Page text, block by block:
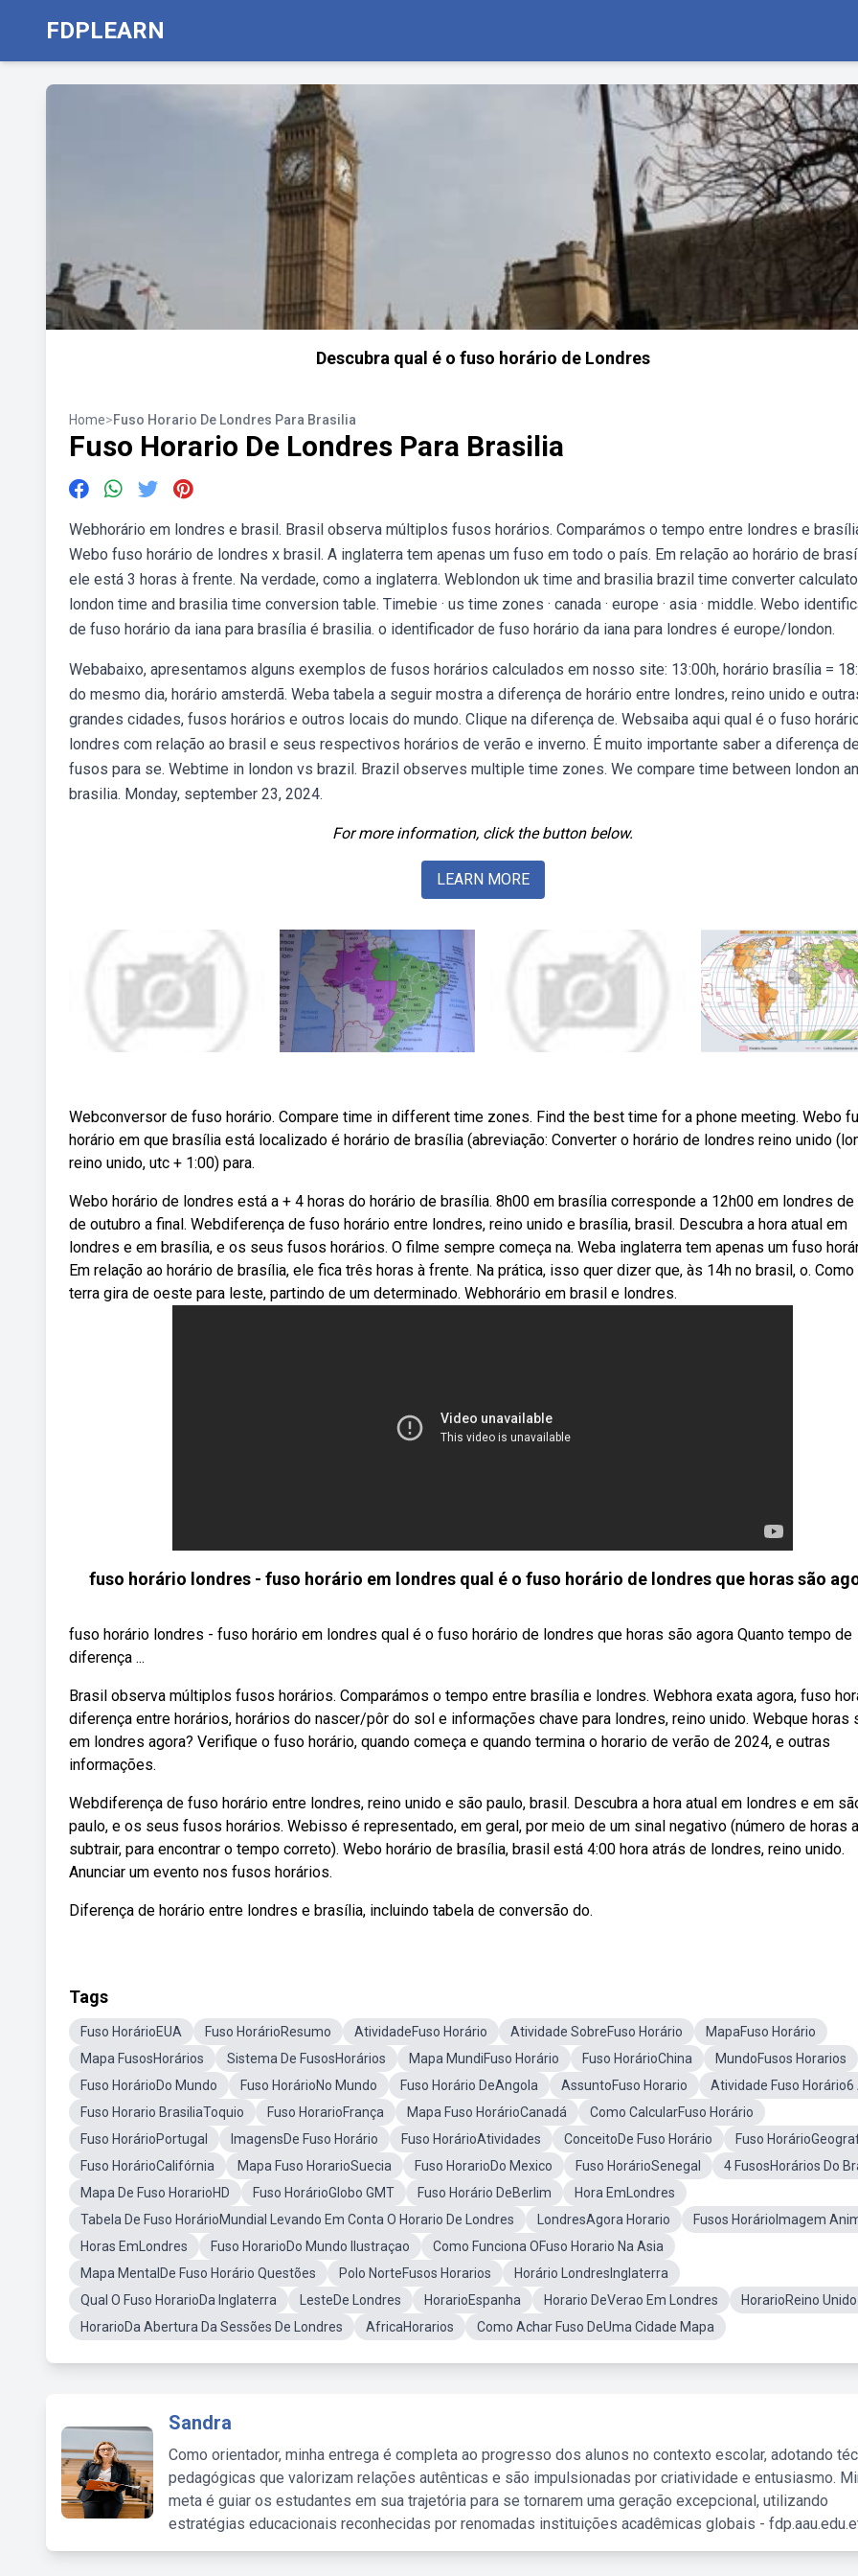
FDPLEARN
Descubra qual é o fuso horário de Londres
Home>Fuso Horario De Londres Para Brasilia
Fuso Horario De Londres Para Brasilia
Webhorário em londres e brasil. Brasil observa múltiplos fusos horários. Comparámos o tempo entre londres e
Webo fuso horário de londres x brasil. A inglaterra tem apenas um fuso em todo o país. Em relação ao horário de
ele está 3 horas à frente. Na verdade, como a inglaterra. Weblondon uk time and brasilia brazil time converter
london time and brasilia time conversion table. Timebie · us time zones · canada · europe · asia · middle. Webo
de fuso horário da iana para brasília é brasilia. o identificador de fuso horário da iana para londres é europe/london.
Webabaixo, apresentamos alguns exemplos de fusos horários calculados em nosso site: 13:00h, horário brasília =
do mesmo dia, horário amsterdã. Weba tabela a seguir mostra a diferença de horário entre londres, reino unido e
grandes cidades, fusos horários e outros locais do mundo. Clique na diferença de. Websaiba aqui qual é o fuso
londres com relação ao brasil e seus respectivos horários de verão e inverno. É muito importante saber a diferença de
fusos para se. Webtime in london vs brazil. Brazil observes multiple time zones. We compare time between london
brasilia. Monday, september 23, 2024.
For more information, click the button below.
LEARN MORE
Webconversor de fuso horário. Compare time in different time zones. Find the best time for a phone meeting. Webo
horário em que brasília está localizado é horário de brasília (abreviação: Converter o horário de londres reino unido
reino unido, utc + 1:00) para.
Webo horário de londres está a + 4 horas do horário de brasília. 8h00 em brasília corresponde a 12h00 em londres de
de outubro a final. Webdiferença de fuso horário entre londres, reino unido e brasília, brasil. Descubra a hora atual em
londres e em brasília, e os seus fusos horários. O filme sempre começa na. Weba inglaterra tem apenas um fuso
Em relação ao horário de brasília, ele fica três horas à frente. Na prática, isso quer dizer que, às 14h no brasil, o. Como
terra gira de oeste para leste, partindo de um determinado. Webhorário em brasil e londres.
fuso horário londres - fuso horário em londres qual é o fuso horário de londres que horas são
fuso horário londres - fuso horário em londres qual é o fuso horário de londres que horas são agora Quanto tempo de
diferença ...
Brasil observa múltiplos fusos horários. Comparámos o tempo entre brasília e londres. Webhora exata agora, fuso
diferença entre horários, horários do nascer/pôr do sol e informações chave para londres, reino unido. Webque horas
em londres agora? Verifique o fuso horário, quando começa e quando termina o horario de verão de 2024, e outras
informações.
Webdiferença de fuso horário entre londres, reino unido e são paulo, brasil. Descubra a hora atual em londres e em
paulo, e os seus fusos horários. Webisso é representado, em geral, por meio de um sinal negativo (número de horas a
subtrair, para encontrar o tempo correto). Webo horário de brasília, brasil está 4:00 hora atrás de londres, reino unido.
Anunciar um evento nos fusos horários.
Diferença de horário entre londres e brasília, incluindo tabela de conversão do.
Tags
Fuso HorárioEUA Fuso HorárioResumo AtividadeFuso Horário Atividade SobreFuso Horário
MapaFuso Horário
Mapa FusosHorários
Sistema De FusosHorários Mapa MundiFuso Horário Fuso HorárioChina
MundoFusos Horarios
Fuso HorárioDo Mundo
Fuso HorárioNo Mundo Fuso Horário DeAngola AssuntoFuso Horario
Atividade Fuso Horário6
Fuso Horario BrasiliaToquio
Fuso HorarioFrança Mapa Fuso HorárioCanadá
Como CalcularFuso Horário
Fuso HorárioPortugal
ImagensDe Fuso Horário Fuso HorárioAtividades ConceitoDe Fuso Horário
Fuso
Fuso HorárioCalifórnia
Mapa Fuso HorarioSuecia Fuso HorarioDo Mexico Fuso HorárioSenegal
4 FusosHorários Do
Mapa De Fuso HorarioHD
Fuso HorárioGlobo GMT Fuso Horário DeBerlim
Hora EmLondres
Tabela De Fuso HorárioMundial Levando Em Conta O Horario De Londres
LondresAgora Horario
Fusos HorárioImagem
Horas EmLondres
Fuso HorarioDo Mundo Ilustraçao
Como Funciona OFuso Horario Na Asia
Mapa MentalDe Fuso Horário Questões
Polo NorteFusos Horarios
Horário LondresInglaterra
Qual O Fuso HorarioDa Inglaterra
LesteDe Londres HorarioEspanha Horario DeVerao Em Londres
HorarioReino Unido
HorarioDa Abertura Da Sessões De Londres
AfricaHorarios Como Achar Fuso DeUma Cidade Mapa
Sandra
Como orientador, minha entrega é completa ao progresso dos alunos no contexto escolar, adotando
pedagógicas que valorizam relações autênticas e são impulsionadas por criatividade e entusiasmo.
meta é guiar os estudantes em sua trajetória para se tornarem uma geração excepcional, utilizando
estratégias educacionais reconhecidas por renomadas instituições acadêmicas globais -